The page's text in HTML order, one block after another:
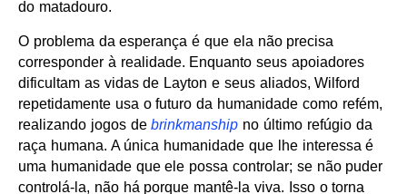
do matadouro.
O problema da esperança é que ela não precisa
corresponder à realidade. Enquanto seus apoiadores
dificultam as vidas de Layton e seus aliados, Wilford
repetidamente usa o futuro da humanidade como refém,
realizando jogos debrinkmanship no último refúgio da
raça humana. A única humanidade que lhe interessa é
uma humanidade que ele possa controlar; se não puder
controlá-la, não há porque mantê-la viva. Isso o torna